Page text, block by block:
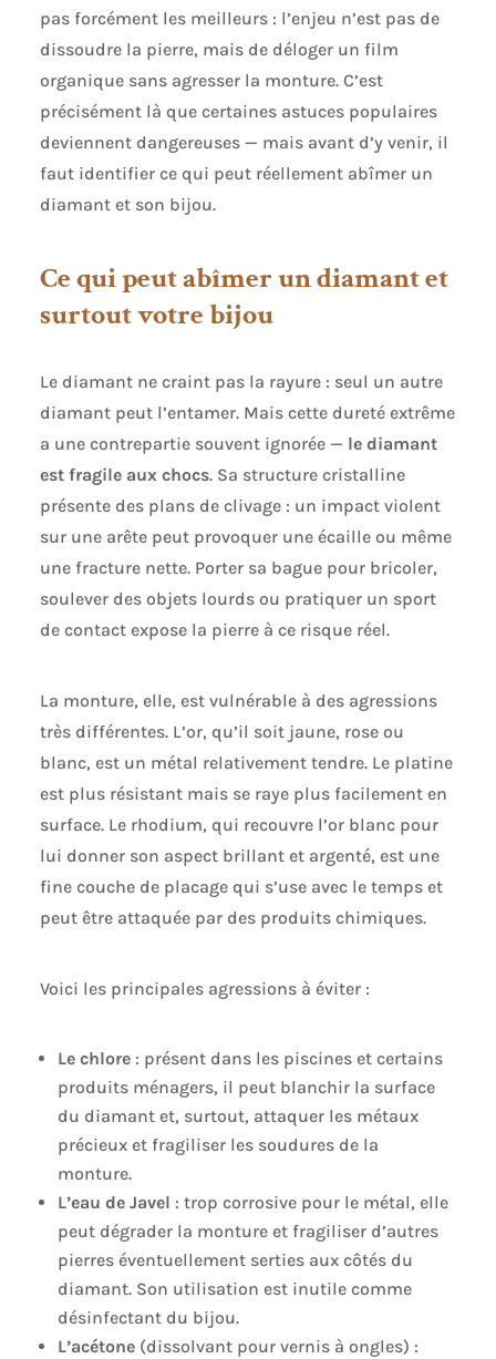
pas forcément les meilleurs : l’enjeu n’est pas de
dissoudre la pierre, mais de déloger un film
organique sans agresser la monture. C’est
précisément là que certaines astuces populaires
deviennent dangereuses — mais avant d’y venir, il
faut identifier ce qui peut réellement abîmer un
diamant et son bijou.
Ce qui peut abîmer un diamant et
surtout votre bijou
Le diamant ne craint pas la rayure : seul un autre
diamant peut l’entamer. Mais cette dureté extrême
a une contrepartie souvent ignorée — le diamant
est fragile aux chocs. Sa structure cristalline
présente des plans de clivage : un impact violent
sur une arête peut provoquer une écaille ou même
une fracture nette. Porter sa bague pour bricoler,
soulever des objets lourds ou pratiquer un sport
de contact expose la pierre à ce risque réel.
La monture, elle, est vulnérable à des agressions
très différentes. L’or, qu’il soit jaune, rose ou
blanc, est un métal relativement tendre. Le platine
est plus résistant mais se raye plus facilement en
surface. Le rhodium, qui recouvre l’or blanc pour
lui donner son aspect brillant et argenté, est une
fine couche de placage qui s’use avec le temps et
peut être attaquée par des produits chimiques.
Voici les principales agressions à éviter :
Le chlore: présent dans les piscines et certains
produits ménagers, il peut blanchir la surface
du diamant et, surtout, attaquer les métaux
précieux et fragiliser les soudures de la
monture.
L’eau de Javel : trop corrosive pour le métal, elle
peut dégrader la monture et fragiliser d’autres
pierres éventuellement serties aux côtés du
diamant. Son utilisation est inutile comme
désinfectant du bijou.
L’acétone(dissolvant pour vernis à ongles) :